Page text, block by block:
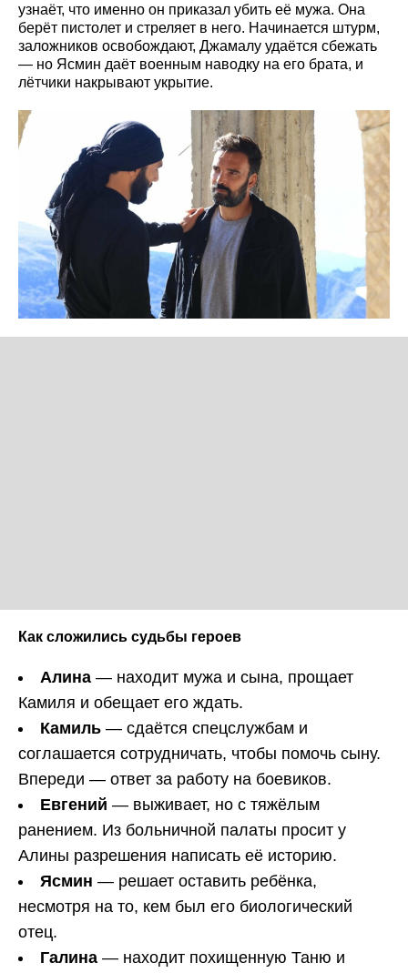
узнаёт, что именно он приказал убить её мужа. Она
берёт пистолет и стреляет в него. Начинается штурм,
заложников освобождают, Джамалу удаётся сбежать
— но Ясмин даёт военным наводку на его брата, и
лётчики накрывают укрытие.
Как сложились судьбы героев
Алина — находит мужа и сына, прощает
Камиля и обещает его ждать.
Камиль — сдаётся спецслужбам и
соглашается сотрудничать, чтобы помочь сыну.
Впереди — ответ за работу на боевиков.
Евгений — выживает, но с тяжёлым
ранением. Из больничной палаты просит у
Алины разрешения написать её историю.
Ясмин — решает оставить ребёнка,
несмотря на то, кем был его биологический
отец.
Галина — находит похищенную Таню и